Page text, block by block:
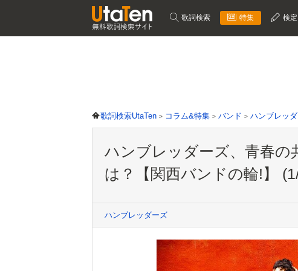
歌詞検索 特集 検定
歌詞検索UtaTen コラム&特集 バンド ハンブレッ
ハンブレッダーズ、青春の
は？【関西バンドの輪!】
ハンブレッダーズ